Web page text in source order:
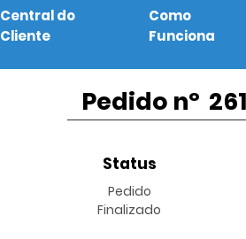
Central do
Cliente
Como
Funciona
Pedido nº
Status
Pedido
Finalizado